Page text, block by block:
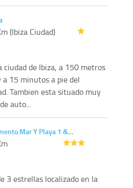
(Ibiza Ciudad)
de Ibiza, a 150 metros
a 15 minutos a pie del
Tambien esta situado muy
auto...
Mar Y Playa 1 &…
3 estrellas localizado en la